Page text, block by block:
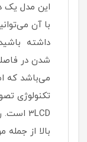
این مدل یک
با آن
داشته
شدن در
تکنولوژی
بالا از